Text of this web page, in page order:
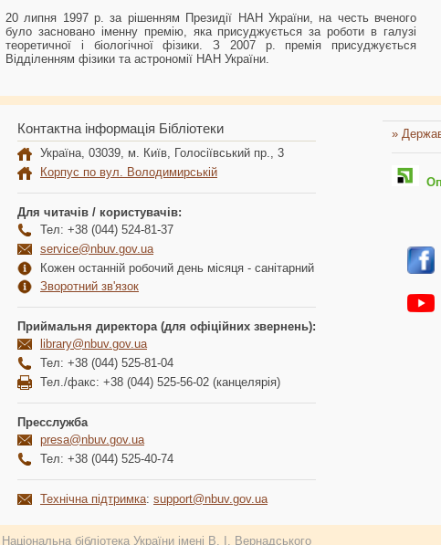
20 липня 1997 р. за рішенням Президії НАН України, на честь вченого
було засновано іменну премію, яка присуджується за роботи в галузі
теоретичної і біологічної фізики. З 2007 р. премія присуджується
Відділенням фізики та астрономії НАН України.
Контактна інформація Бібліотеки
Україна, 03039, м. Київ, Голосіївський пр., 3
Корпус по вул. Володимирській
Для читачів / користувачів:
Тел: +38 (044) 524-81-37
service@nbuv.gov.ua
Кожен останній робочий день місяця - санітарний
Зворотний зв'язок
Приймальня директора (для офіційних звернень):
library@nbuv.gov.ua
Тел: +38 (044) 525-81-04
Тел./факс: +38 (044) 525-56-02 (канцелярія)
Пресслужба
presa@nbuv.gov.ua
Тел: +38 (044) 525-40-74
Технічна підтримка: support@nbuv.gov.ua
»
бібліотека України імені В. І. Вернадського